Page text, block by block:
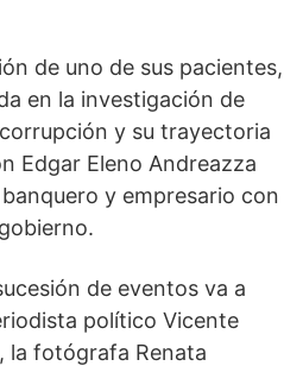
de uno de sus pacientes,
en la investigación de
y su trayectoria
Edgar Eleno Andreazza
y empresario con
de eventos va a
político Vicente
la fotógrafa Renata